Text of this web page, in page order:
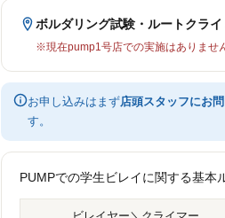
ボルダリング試験・ルートクラ
※現在pump1号店での実施はありませ
お申し込みはまず店頭スタッフにお
す。
PUMPでの学生ビレイに関する基本